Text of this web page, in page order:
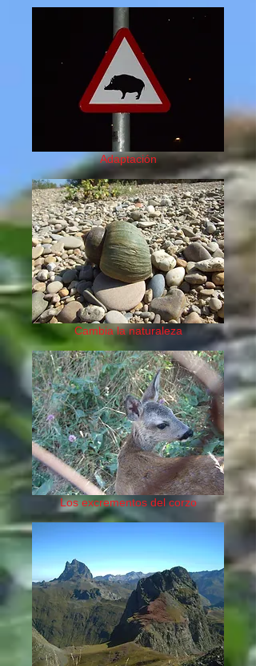
Adaptación
Cambia la naturaleza
Los excrementos del corzo